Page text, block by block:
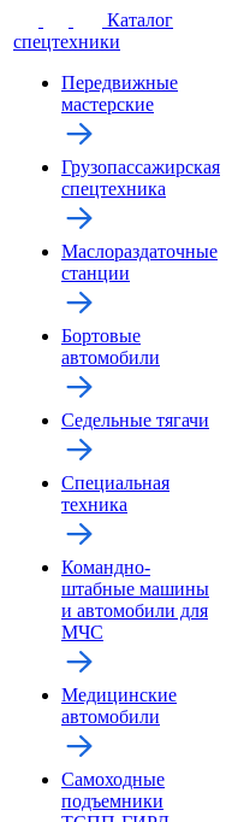
Каталог
спецтехники
Передвижные
мастерские
Грузопассажирская
спецтехника
Маслораздаточные
станции
Бортовые
автомобили
Седельные тягачи
Специальная
техника
Командно-
штабные машины
и автомобили для
МЧС
Медицинские
автомобили
Самоходные
подъемники